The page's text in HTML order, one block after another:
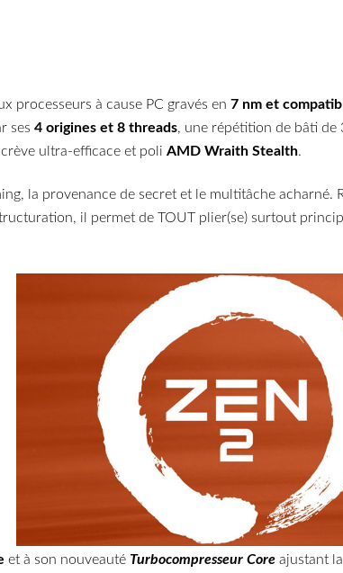
processeurs à cause PC gravés en 7 nm et
ses 4 origines et 8 threads, une répétition de bâti de
ultra-efficace et poli AMD Wraith Stealth.
la provenance de secret et le multitâche acharné.
il permet de TOUT plier(se) surtout
et à son nouveauté Turbocompresseur Coreajustant